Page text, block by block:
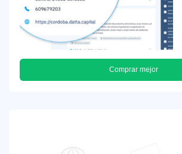
Comprar mejor